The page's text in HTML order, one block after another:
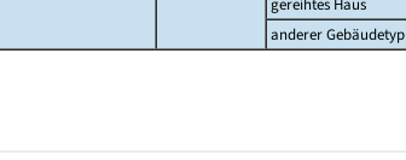
anderer Gebäudetyp